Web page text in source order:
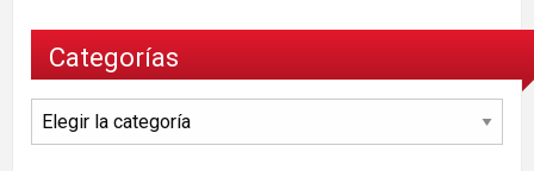
Categorías
Categorías